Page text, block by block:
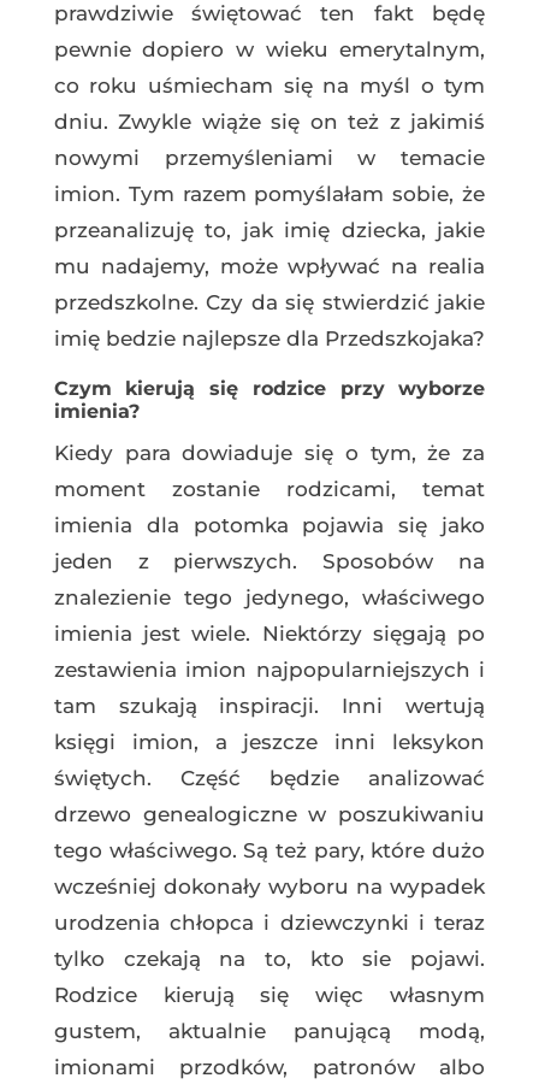
prawdziwie świętować ten fakt będę
pewnie dopiero w wieku emerytalnym,
co roku uśmiecham się na myśl o tym
dniu. Zwykle wiąże się on też z jakimiś
nowymi przemyśleniami w temacie
imion. Tym razem pomyślałam sobie, że
przeanalizuję to, jak imię dziecka, jakie
mu nadajemy, może wpływać na realia
przedszkolne. Czy da się stwierdzić jakie
imię bedzie najlepsze dla Przedszkojaka?
Czym kierują się rodzice przy wyborze
imienia?
Kiedy para dowiaduje się o tym, że za
moment zostanie rodzicami, temat
imienia dla potomka pojawia się jako
jeden z pierwszych. Sposobów na
znalezienie tego jedynego, właściwego
imienia jest wiele. Niektórzy sięgają po
zestawienia imion najpopularniejszych i
tam szukają inspiracji. Inni wertują
księgi imion, a jeszcze inni leksykon
świętych. Część będzie analizować
drzewo genealogiczne w poszukiwaniu
tego właściwego. Są też pary, które dużo
wcześniej dokonały wyboru na wypadek
urodzenia chłopca i dziewczynki i teraz
tylko czekają na to, kto sie pojawi.
Rodzice kierują się więc własnym
gustem, aktualnie panującą modą,
imionami przodków, patronów albo